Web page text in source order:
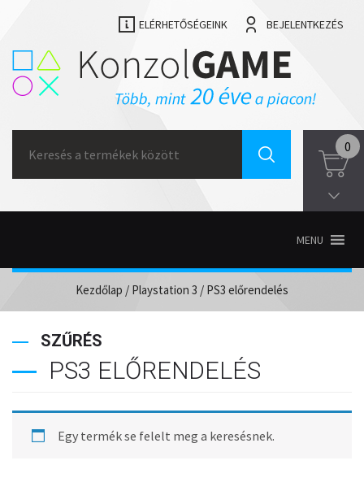
ELÉRHETŐSÉGEINK BEJELENTKEZÉS
for:
0
MENU
Kezdőlap / Playstation 3 / PS3 előrendelés
SZŰRÉS
PS3 ELŐRENDELÉS
Egy termék se felelt meg a keresésnek.